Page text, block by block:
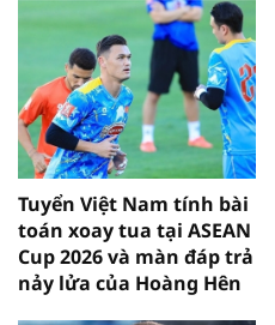
Tuyển Việt Nam tính bài
toán xoay tua tại ASEAN
Cup 2026 và màn đáp trả
nảy lửa của Hoàng Hên